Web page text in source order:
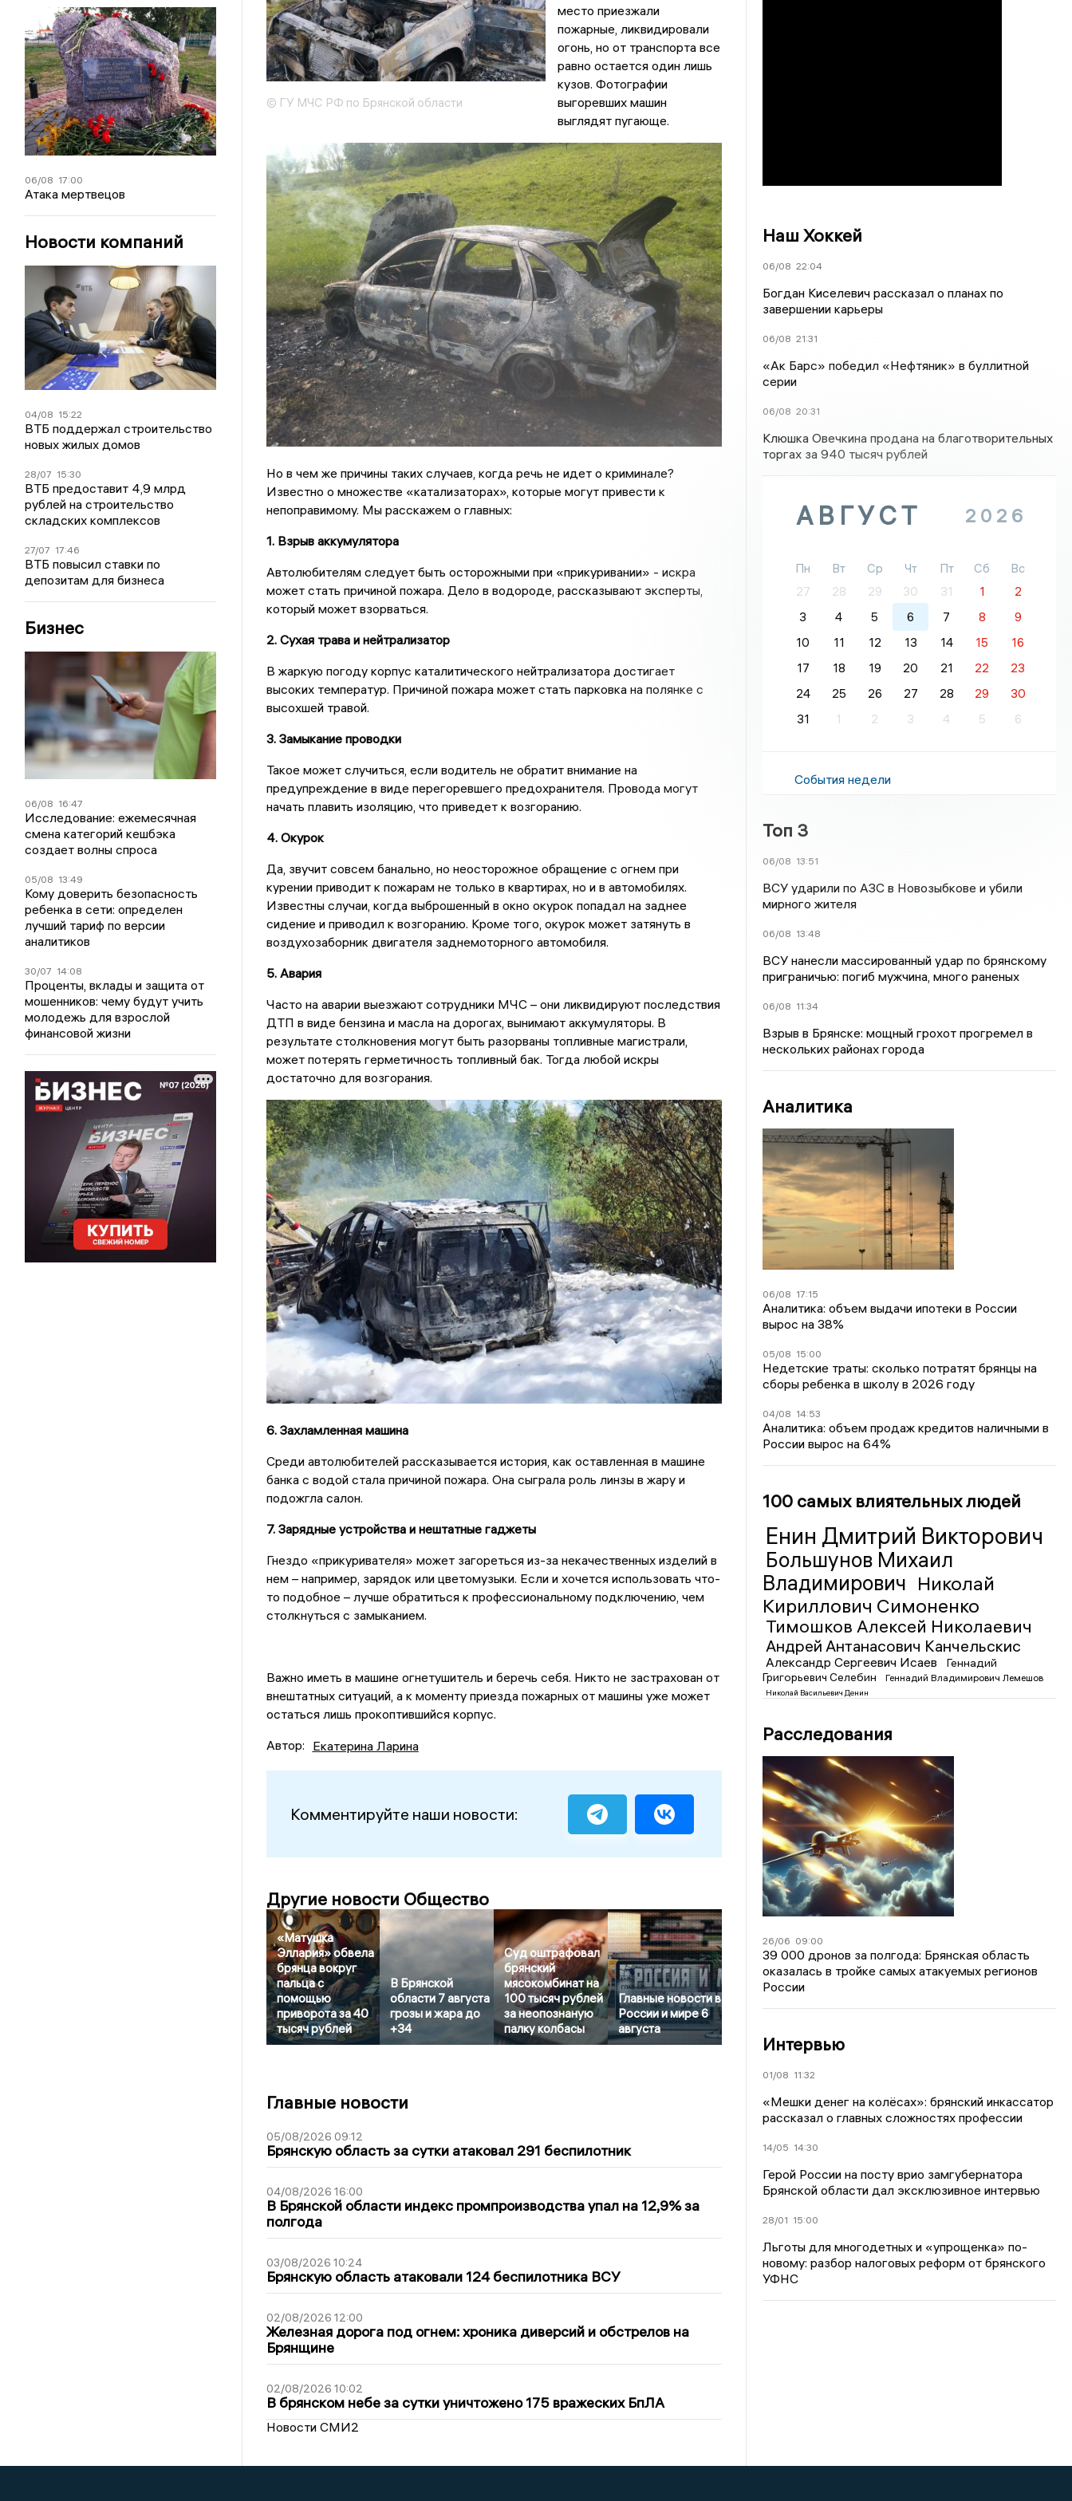
06/08 17:00
Атака мертвецов
Новости компаний
04/08 15:22
ВТБ поддержал строительство
новых жилых домов
28/07 15:30
ВТБ предоставит 4,9 млрд
рублей на строительство
складских комплексов
27/07 17:46
ВТБ повысил ставки по
депозитам для бизнеса
Бизнес
06/08 16:47
Исследование: ежемесячная
смена категорий кешбэка
создает волны спроса
05/08 13:49
Кому доверить безопасность
ребенка в сети: определен
лучший тариф по версии
аналитиков
30/07 14:08
Проценты, вклады и защита от
мошенников: чему будут учить
молодежь для взрослой
финансовой жизни
© ГУ МЧС РФ по Брянской области
место приезжали
пожарные, ликвидировали
огонь, но от транспорта все
равно остается один лишь
кузов. Фотографии
выгоревших машин
выглядят пугающе.
Но в чем же причины таких случаев, когда речь не идет о криминале?
Известно о множестве «катализаторах», которые могут привести к
непоправимому. Мы расскажем о главных:
1. Взрыв аккумулятора
Автолюбителям следует быть осторожными при «прикуривании» - искра
может стать причиной пожара. Дело в водороде, рассказывают эксперты,
который может взорваться.
2. Сухая трава и нейтрализатор
В жаркую погоду корпус каталитического нейтрализатора достигает
высоких температур. Причиной пожара может стать парковка на полянке с
высохшей травой.
3. Замыкание проводки
Такое может случиться, если водитель не обратит внимание на
предупреждение в виде перегоревшего предохранителя. Провода могут
начать плавить изоляцию, что приведет к возгоранию.
4. Окурок
Да, звучит совсем банально, но неосторожное обращение с огнем при
курении приводит к пожарам не только в квартирах, но и в автомобилях.
Известны случаи, когда выброшенный в окно окурок попадал на заднее
сидение и приводил к возгоранию. Кроме того, окурок может затянуть в
воздухозаборник двигателя заднемоторного автомобиля.
5. Авария
Часто на аварии выезжают сотрудники МЧС – они ликвидируют последствия
ДТП в виде бензина и масла на дорогах, вынимают аккумуляторы. В
результате столкновения могут быть разорваны топливные магистрали,
может потерять герметичность топливный бак. Тогда любой искры
достаточно для возгорания.
6. Захламленная машина
Среди автолюбителей рассказывается история, как оставленная в машине
банка с водой стала причиной пожара. Она сыграла роль линзы в жару и
подожгла салон.
7. Зарядные устройства и нештатные гаджеты
Гнездо «прикуривателя» может загореться из-за некачественных изделий в
нем – например, зарядок или цветомузыки. Если и хочется использовать что-
то подобное – лучше обратиться к профессиональному подключению, чем
столкнуться с замыканием.
Важно иметь в машине огнетушитель и беречь себя. Никто не застрахован от
внештатных ситуаций, а к моменту приезда пожарных от машины уже может
остаться лишь прокоптившийся корпус.
Автор: Екатерина Ларина
Комментируйте наши новости:
Другие новости Общество
«Матушка
Эллария» обвела
брянца вокруг
пальца с
помощью
приворота за 40
тысяч рублей
В Брянской
области 7 августа
грозы и жара до
+34
Суд оштрафовал
брянский
мясокомбинат на
100 тысяч рублей
за неопознаную
палку колбасы
Главные новости в
России и мире 6
августа
Главные новости
05/08/2026 09:12
Брянскую область за сутки атаковал 291 беспилотник
04/08/2026 16:00
В Брянской области индекс промпроизводства упал на 12,9% за
полгода
03/08/2026 10:24
Брянскую область атаковали 124 беспилотника ВСУ
02/08/2026 12:00
Железная дорога под огнем: хроника диверсий и обстрелов на
Брянщине
02/08/2026 10:02
В брянском небе за сутки уничтожено 175 вражеских БпЛА
Новости СМИ2
Наш Хоккей
06/08 22:04
Богдан Киселевич рассказал о планах по
завершении карьеры
06/08 21:31
«Ак Барс» победил «Нефтяник» в буллитной
серии
06/08 20:31
Клюшка Овечкина продана на благотворительных
торгах за 940 тысяч рублей
АВГУСТ 2026
Пн Вт Ср Чт Пт Сб
Вс
27
28 29 30 31 1
2
3
4 5 6 7 8
9
10
11 12 13 14 15
16
17
18 19 20 21 22
23
24
25 26 27 28 29
30
31
1 2 3 4 5 6
События недели
Топ 3
06/08 13:51
ВСУ ударили по АЗС в Новозыбкове и убили
мирного жителя
06/08 13:48
ВСУ нанесли массированный удар по брянскому
приграничью: погиб мужчина, много раненых
06/08 11:34
Взрыв в Брянске: мощный грохот прогремел в
нескольких районах города
Аналитика
06/08 17:15
Аналитика: объем выдачи ипотеки в России
вырос на 38%
05/08 15:00
Недетские траты: сколько потратят брянцы на
сборы ребенка в школу в 2026 году
04/08 14:53
Аналитика: объем продаж кредитов наличными в
России вырос на 64%
100 самых влиятельных людей
Енин Дмитрий Викторович
Большунов Михаил
Владимирович Николай
Кириллович Симоненко
Тимошков Алексей Николаевич
Андрей Антанасович Канчельскис
Александр Сергеевич Исаев
Геннадий
Григорьевич Селебин
Геннадий Владимирович Лемешов
Николай Васильевич Денин
Расследования
26/06 09:00
39 000 дронов за полгода: Брянская область
оказалась в тройке самых атакуемых регионов
России
Интервью
01/08 11:32
«Мешки денег на колёсах»: брянский инкассатор
рассказал о главных сложностях профессии
14/05 14:30
Герой России на посту врио замгубернатора
Брянской области дал эксклюзивное интервью
28/01 15:00
Льготы для многодетных и «упрощенка» по-
новому: разбор налоговых реформ от брянского
УФНС